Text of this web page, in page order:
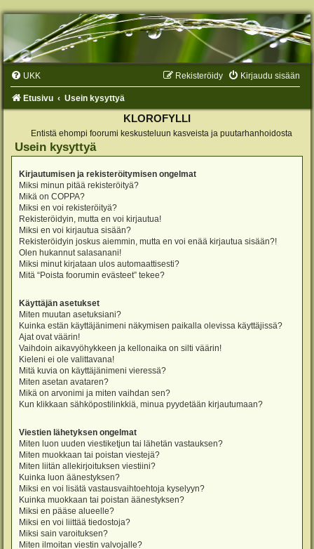
UKK Kirjaudu sisään
Rekisteröidy
Etusivu Usein kysyttyä
KLOROFYLLI
Entistä ehompi foorumi keskusteluun kasveista ja puutarhanhoidosta
Usein kysyttyä
Kirjautumisen ja rekisteröitymisen ongelmat
Miksi minun pitää rekisteröityä?
Mikä on COPPA?
Miksi en voi rekisteröityä?
Rekisteröidyin, mutta en voi kirjautua!
Miksi en voi kirjautua sisään?
Rekisteröidyin joskus aiemmin, mutta en voi enää kirjautua sisään?!
Olen hukannut salasanani!
Miksi minut kirjataan ulos automaattisesti?
Mitä “Poista foorumin evästeet” tekee?
Käyttäjän asetukset
Miten muutan asetuksiani?
Kuinka estän käyttäjänimeni näkymisen paikalla olevissa käyttäjissä?
Ajat ovat väärin!
Vaihdoin aikavyöhykkeen ja kellonaika on silti väärin!
Kieleni ei ole valittavana!
Mitä kuvia on käyttäjänimeni vieressä?
Miten asetan avataren?
Mikä on arvonimi ja miten vaihdan sen?
Kun klikkaan sähköpostilinkkiä, minua pyydetään kirjautumaan?
Viestien lähetyksen ongelmat
Miten luon uuden viestiketjun tai lähetän vastauksen?
Miten muokkaan tai poistan viestejä?
Miten liitän allekirjoituksen viestiini?
Kuinka luon äänestyksen?
Miksi en voi lisätä vastausvaihtoehtoja kyselyyn?
Kuinka muokkaan tai poistan äänestyksen?
Miksi en pääse alueelle?
Miksi en voi liittää tiedostoja?
Miksi sain varoituksen?
Miten ilmoitan viestin valvojalle?